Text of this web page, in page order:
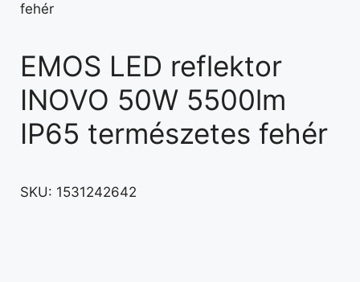
fehér
EMOS LED reflektor
INOVO 50W 5500lm
IP65 természetes fehér
SKU: 1531242642